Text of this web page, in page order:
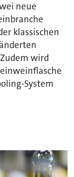
neue
klassischen
wird
System